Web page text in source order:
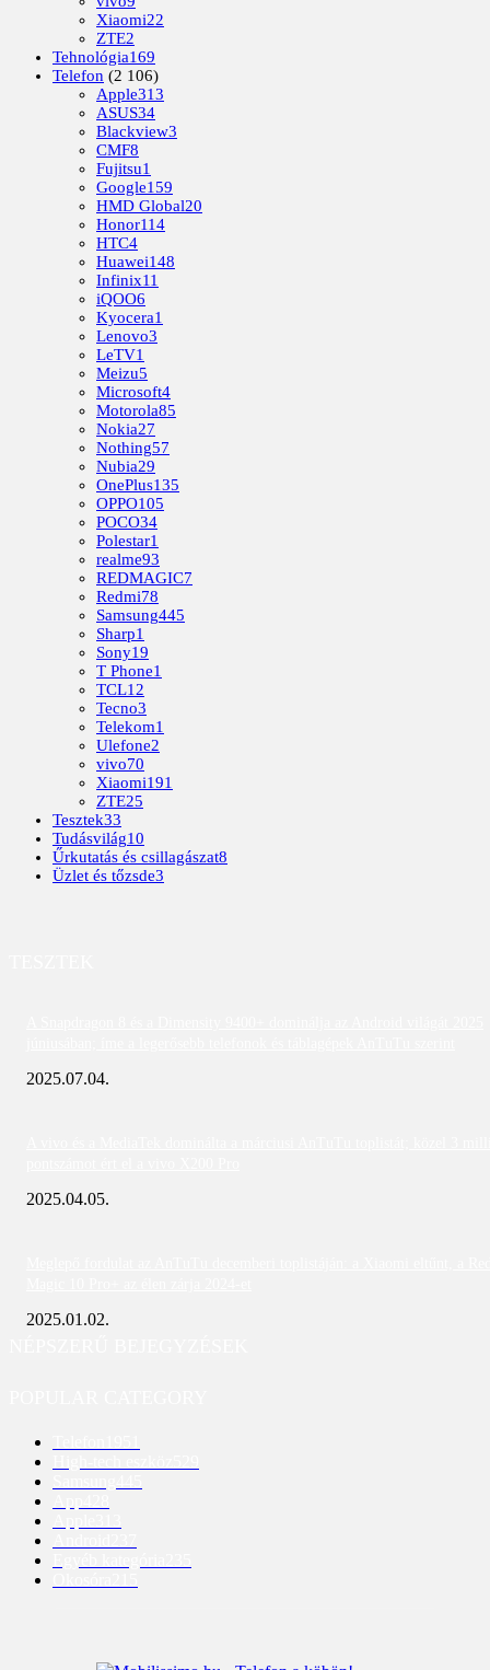
Xiaomi22
ZTE2
Tehnológia169
Telefon (2 106)
Apple313
ASUS34
Blackview3
CMF8
Fujitsu1
Google159
HMD Global20
Honor114
HTC4
Huawei148
Infinix11
iQOO6
Kyocera1
Lenovo3
LeTV1
Meizu5
Microsoft4
Motorola85
Nokia27
Nothing57
Nubia29
OnePlus135
OPPO105
POCO34
Polestar1
realme93
REDMAGIC7
Redmi78
Samsung445
Sharp1
Sony19
T Phone1
TCL12
Tecno3
Telekom1
Ulefone2
vivo70
Xiaomi191
ZTE25
Tesztek33
Tudásvilág10
Űrkutatás és csillagászat8
Üzlet és tőzsde3
2025.07.04.
2025.04.05.
2025.01.02.